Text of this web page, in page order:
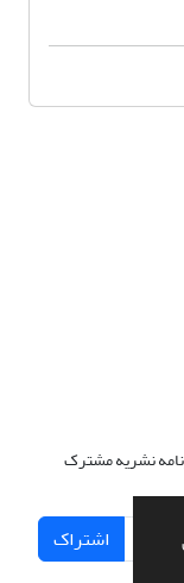
نشریه مشترک
اشتراک